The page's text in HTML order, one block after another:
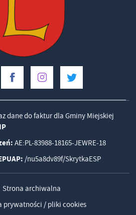
dane do faktur dla Gminy Miejskiej
AE:PL-83988-18165-JEWRE-18
/nu5a8dv89f/SkrytkaESP
Strona archiwalna
prywatności / pliki cookies